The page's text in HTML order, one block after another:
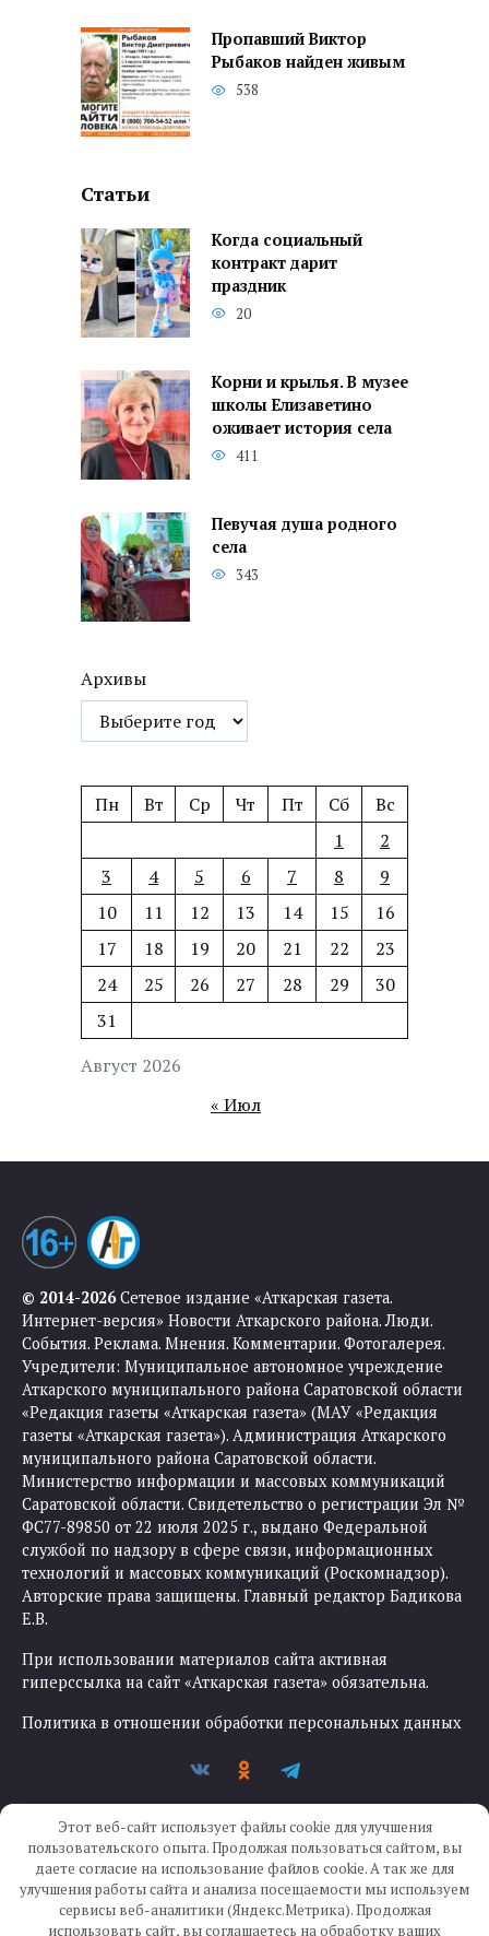
Пропавший Виктор
Рыбаков найден живым
538
Статьи
Когда социальный
контракт дарит
праздник
20
Корни и крылья. В музее
школы Елизаветино
оживает история села
411
Певучая душа родного
села
343
Архивы
Август 2026
Пн Вт Ср Чт Пт Сб
Вс
1
2
3
4 5 6 7 8
9
10
11 12 13 14 15
16
17
18 19 20 21 22
23
24
25 26 27 28 29
30
31
« Июл
© 2014-2026Сетевое издание «Аткарская газета.
Интернет-версия» Новости Аткарского района. Люди.
События. Реклама. Мнения. Комментарии. Фотогалерея.
Учредители: Муниципальное автономное учреждение
Аткарского муниципального района Саратовской области
«Редакция газеты «Аткарская газета» (МАУ «Редакция
газеты «Аткарская газета»). Администрация Аткарского
муниципального района Саратовской области.
Министерство информации и массовых коммуникаций
Саратовской области. Свидетельство о регистрации Эл №
ФС77-89850 от 22 июля 2025 г., выдано Федеральной
службой по надзору в сфере связи, информационных
технологий и массовых коммуникаций (Роскомнадзор).
Авторские права защищены. Главный редактор Бадикова
Е.В.
При использовании материалов сайта активная
гиперссылка на сайт «Аткарская газета» обязательна.
Политика в отношении обработки персональных данных
Создание сайта —IKWEB
Этот веб-сайт использует файлы cookie для улучшения
пользовательского опыта. Продолжая пользоваться сайтом, вы
даете согласие на использование файлов cookie. А так же для
улучшения работы сайта и анализа посещаемости мы используем
сервисы веб-аналитики (Яндекс.Метрика). Продолжая
использовать сайт, вы соглашаетесь на обработку ваших